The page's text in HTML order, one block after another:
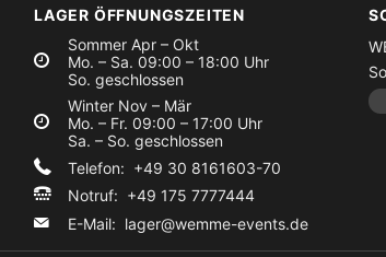
LAGER ÖFFNUNGSZEITEN
Sommer Apr – Okt
Mo. – Sa. 09:00 – 18:00 Uhr
So. geschlossen
Winter Nov – Mär
Mo. – Fr. 09:00 – 17:00 Uhr
Sa. – So. geschlossen
Telefon: +49 30 8161603-70
Notruf: +49 175 7777444
E-Mail: lager@wemme-events.de